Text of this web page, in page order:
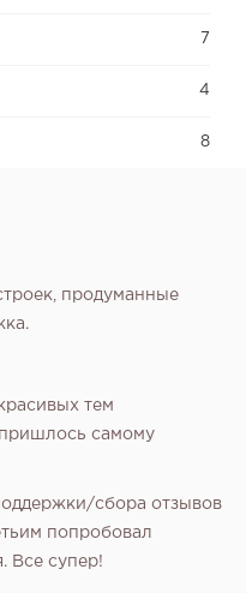
7
4
8
продуманные
тем
самому
сбора отзывов
попробовал
Все супер!